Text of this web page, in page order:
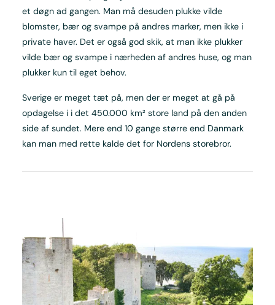
et døgn ad gangen. Man må desuden plukke vilde
blomster, bær og svampe på andres marker, men ikke i
private haver. Det er også god skik, at man ikke plukker
vilde bær og svampe i nærheden af andres huse, og man
plukker kun til eget behov.
Sverige er meget tæt på, men der er meget at gå på
opdagelse i i det 450.000 km² store land på den anden
side af sundet. Mere end 10 gange større end Danmark
kan man med rette kalde det for Nordens storebror.